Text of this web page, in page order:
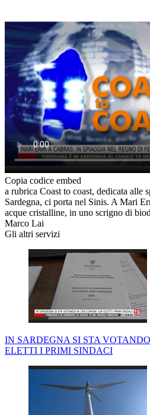
Copia codice embed
a rubrica Coast to coast, dedicata alle
Sardegna, ci porta nel Sinis. A Mari
acque cristalline, in uno scrigno di
Marco Lai
Gli altri servizi
IN SARDEGNA SI STA
ELETTI I PRIMI SINDACI